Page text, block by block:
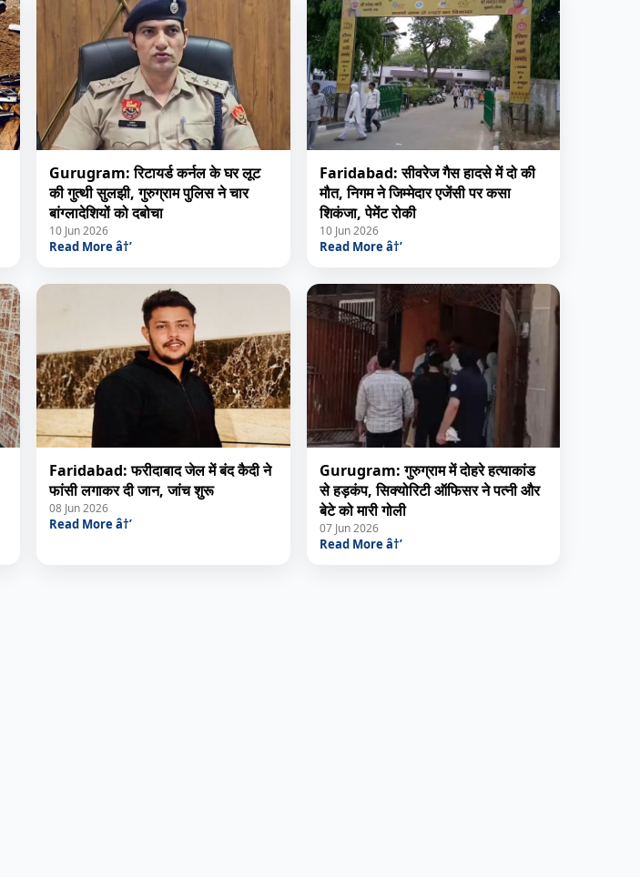
Gurugram: रिटायर्ड कर्नल के घर लूट
की गुत्थी सुलझी, गुरुग्राम पुलिस ने चार
बांग्लादेशियों को दबोचा
10 Jun 2026
Read More â†’
Faridabad: सीवरेज गैस हादसे में दो की
मौत, निगम ने जिम्मेदार एजेंसी पर कसा
शिकंजा, पेमेंट रोकी
10 Jun 2026
Read More â†’
Faridabad: फरीदाबाद जेल में बंद कैदी ने
फांसी लगाकर दी जान, जांच शुरू
08 Jun 2026
Read More â†’
Gurugram: गुरुग्राम में दोहरे हत्याकांड
से हड़कंप, सिक्योरिटी ऑफिसर ने पत्नी और
बेटे को मारी गोली
07 Jun 2026
Read More â†’